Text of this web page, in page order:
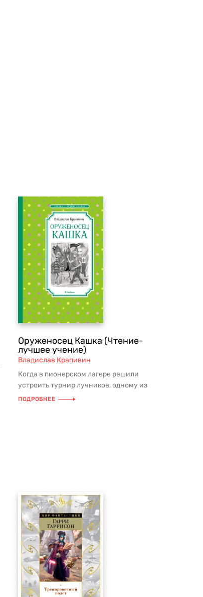
Оруженосец Кашка (Чтение-
лучшее учение)
Владислав Крапивин
Когда в пионерском лагере решили
устроить турнир лучников, одному из
лучших стрелков Володе Новосёло...
ПОДРОБНЕЕ